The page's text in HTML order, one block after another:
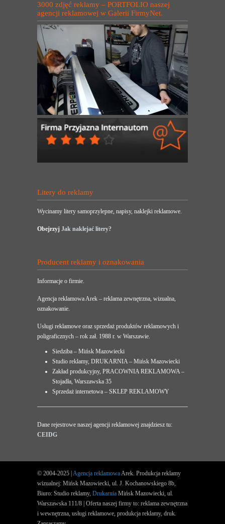
3000 zdjęć reklamy – PORTFOLIO naszej
agencji reklamowej w Galerii FirmyNet.
Litery do reklamy
Wycinamy litery samoprzylepne, napisy, naklejki reklamowe.
Obejrzyj Jak naklejać litery?
Producent reklamy i oznakowania
Informacje o firmie.
Agencja reklamowa Arek – reklama zewnętrzna, wizualna,
oznakowanie.
Usługi reklamowe oraz sprzedaż produktów reklamowych i
poligraficznych – rok zał. 1988 r. w Warszawie.
Siedziba – Mińsk Mazowiecki
Studio reklamy, DRUKARNIA – Mińsk Mazowiecki
Zakład produkcyjny, PRACOWNIA REKLAMOWA –
Stojadła, Warszawska 35
Sprzedaż internetowa – SKLEP REKLAMOWY
Dane rejestrowe naszej agencji reklamowej znajdziesz tu:
CEIDG
© 2004-2025 | Agencja reklamowaArek. Produkcja reklamy
wizualnej: Mińsk Mazowiecki, ul. J. Kochanowskiego 8b,
Biuro: Studio reklamy, Drukarnia Mińsk Mazowiecki, ul.
Warszawska 111/8 | Oferta naszej firmy to: reklama zewnętrzna
i wewnętrzna, usługi reklamowe, produkcja reklamy, druk.